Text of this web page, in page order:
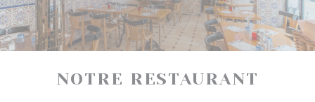
NOTRE RESTAURANT